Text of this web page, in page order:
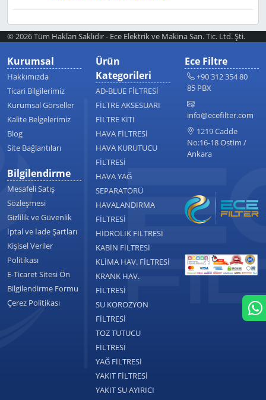
© 2026 Tüm Hakları Saklıdır - Ece Elektrik ve Makina San. Tic. Ltd. Şti.
Kurumsal
Hakkımızda
Ticari Bilgilerimiz
Kurumsal Görseller
Kalite Belgelerimiz
Blog
Site Bağlantıları
Bilgilendirme
Mesafeli Satış
Sözleşmesi
Gizlilik ve Güvenlik
İptal ve İade Şartları
Kişisel Veriler
Politikası
E-Ticaret Sitesi Ön
Bilgilendirme Formu
Çerez Politikası
Ürün
Kategorileri
AD-BLUE FİLTRESİ
FİLTRE AKSESUARI
FİLTRE KİTİ
HAVA FİLTRESİ
HAVA KURUTUCU
FİLTRESİ
HAVA YAĞ
SEPARATÖRÜ
HAVALANDIRMA
FİLTRESİ
HİDROLİK FİLTRESİ
KABİN FİLTRESİ
KLİMA HAV. FİLTRESİ
KRANK HAV.
FİLTRESİ
SU KOROZYON
FİLTRESİ
TOZ TUTUCU
FİLTRESİ
YAĞ FİLTRESİ
YAKIT FİLTRESİ
YAKIT SU AYIRICI
Ece Filtre
+90 312 354 80
85 PBX
info@ecefilter.com
1219 Cadde
No:16-18 Ostim /
Ankara